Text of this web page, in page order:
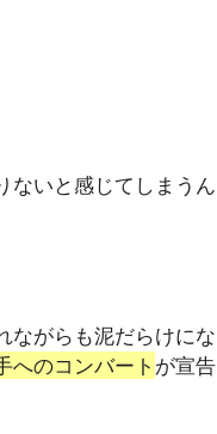
ないと感じてしまうん
ながらも泥だらけにな
へのコンバート が宣告